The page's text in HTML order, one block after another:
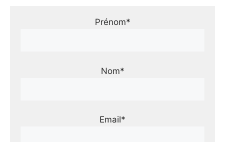
Prénom*
Nom*
Email*